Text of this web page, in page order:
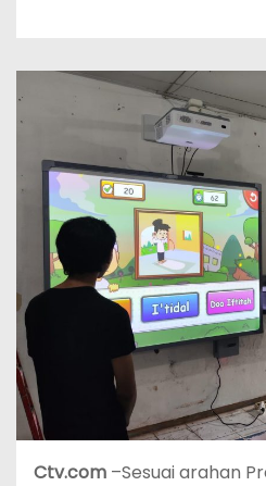
Ctv.com –Sesuai arahan